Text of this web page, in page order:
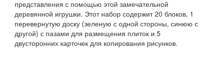
представления с помощью этой замечательной
деревянной игрушки. Этот набор содержит 20 блоков, 1
перевернутую доску (зеленую с одной стороны, синюю с
другой) с пазами для размещения плиток и 5
двусторонних карточек для копирования рисунков.